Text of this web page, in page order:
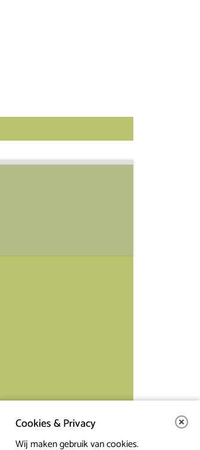
Cookies & Privacy
Wij maken gebruik van cookies.